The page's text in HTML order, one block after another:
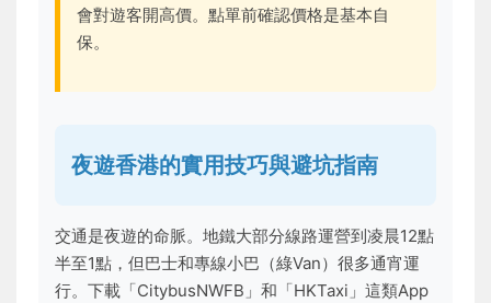
會對遊客開高價。點單前確認價格是基本自
保。
夜遊香港的實用技巧與避坑指南
交通是夜遊的命脈。地鐵大部分線路運營到凌晨12點
半至1點，但巴士和專線小巴（綠Van）很多通宵運
行。下載「CitybusNWFB」和「HKTaxi」這類App